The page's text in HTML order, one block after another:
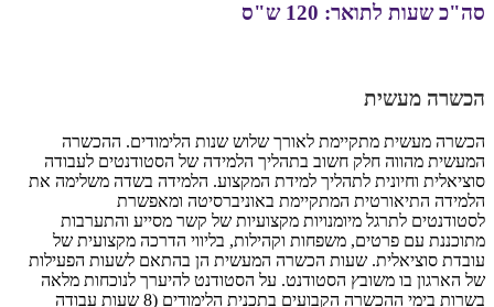
סה"כ שעות לתואר: 120 ש"ס
הכשרה מעשית
הכשרה מעשית מתקיימת לאורך שלוש שנות הלימודים. ההכשרה
המעשית מהווה חלק חשוב בתהליך הלמידה של הסטודנטים לעבודה
סוציאלית וחיונית לתהליך למידת המקצוע. הלמידה בשדה משלימה את
הלמידה התיאורטית המתקיימת באוניברסיטה ומאפשרת
לסטודנטים לתרגל מיומנויות מקצועיות של קשר מסייע והתערבות
מתוכננת עם פרטים, משפחות וקהילות, בליווי הדרכה מקצועית של
עובדת סוציאלית. שעות הכשרה המעשית הן בהתאם לשעות הפעילות
של הארגון בו משובץ הסטודנט. על הסטודנט להיערך לנוכחות מלאה
בשרות בימי ההכשרה הקבועים בתכנית הלימודים (8 שעות עבודה